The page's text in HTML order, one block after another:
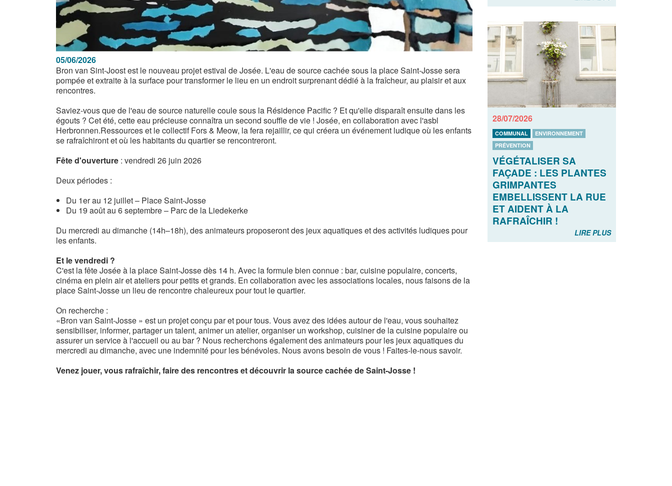
05/06/2026
Bron van Sint-Joost est le nouveau projet estival de Josée. L'eau de source cachée sous la place Saint-Josse sera
pompée et extraite à la surface pour transformer le lieu en un endroit surprenant dédié à la fraîcheur, au plaisir et aux
rencontres.
Saviez-vous que de l'eau de source naturelle coule sous la Résidence Pacific ? Et qu'elle disparaît ensuite dans les
égouts ? Cet été, cette eau précieuse connaîtra un second souffle de vie ! Josée, en collaboration avec l'asbl
Herbronnen.Ressources et le collectif Fors & Meow, la fera rejaillir, ce qui créera un événement ludique où les enfants
se rafraîchiront et où les habitants du quartier se rencontreront.
Fête d'ouverture : vendredi 26 juin 2026
Deux périodes :
Du 1er au 12 juillet – Place Saint-Josse
Du 19 août au 6 septembre – Parc de la Liedekerke
Du mercredi au dimanche (14h–18h), des animateurs proposeront des jeux aquatiques et des activités ludiques pour
les enfants.
Et le vendredi ?
C'est la fête Josée à la place Saint-Josse dès 14 h. Avec la formule bien connue : bar, cuisine populaire, concerts,
cinéma en plein air et ateliers pour petits et grands. En collaboration avec les associations locales, nous faisons de la
place Saint-Josse un lieu de rencontre chaleureux pour tout le quartier.
On recherche :
«Bron van Saint-Josse » est un projet conçu par et pour tous. Vous avez des idées autour de l'eau, vous souhaitez
sensibiliser, informer, partager un talent, animer un atelier, organiser un workshop, cuisiner de la cuisine populaire ou
assurer un service à l'accueil ou au bar ? Nous recherchons également des animateurs pour les jeux aquatiques du
mercredi au dimanche, avec une indemnité pour les bénévoles. Nous avons besoin de vous ! Faites-le-nous savoir.
Venez jouer, vous rafraîchir, faire des rencontres et découvrir la source cachée de Saint-Josse !
28/07/2026
COMMUNAL
ENVIRONNEMENT
PRÉVENTION
VÉGÉTALISER SA
FAÇADE : LES PLANTES
GRIMPANTES
EMBELLISSENT LA RUE
ET AIDENT À LA
RAFRAÎCHIR !
LIRE PLUS